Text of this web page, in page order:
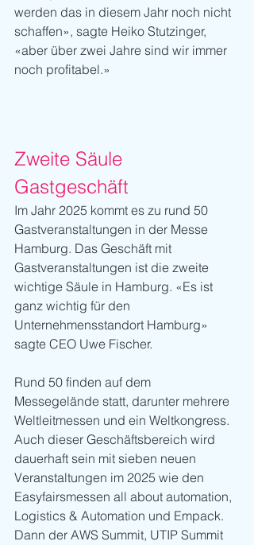
werden das in diesem Jahr noch nicht
schaffen», sagte Heiko Stutzinger,
«aber über zwei Jahre sind wir immer
noch profitabel.»
Zweite Säule
Gastgeschäft
Im Jahr 2025 kommt es zu rund 50
Gastveranstaltungen in der Messe
Hamburg. Das Geschäft mit
Gastveranstaltungen ist die zweite
wichtige Säule in Hamburg. «Es ist
ganz wichtig für den
Unternehmensstandort Hamburg»
sagte CEO Uwe Fischer.
Rund 50 finden auf dem
Messegelände statt, darunter mehrere
Weltleitmessen und ein Weltkongress.
Auch dieser Geschäftsbereich wird
dauerhaft sein mit sieben neuen
Veranstaltungen im 2025 wie den
Easyfairsmessen all about automation,
Logistics & Automation und Empack.
Dann der AWS Summit, UTIP Summit